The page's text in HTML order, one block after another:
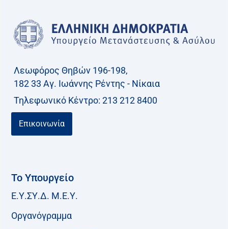
σ
ι
Λεωφόρος Θηβών 196-198,
182 33 Aγ. Ιωάννης Ρέντης - Νίκαια
Τηλεφωνικό Kέντρο: 213 212 8400
Επικοινωνία
Το Υπουργείο
Ε.Υ.ΣΥ.Δ. Μ.Ε.Υ.
Οργανόγραμμα